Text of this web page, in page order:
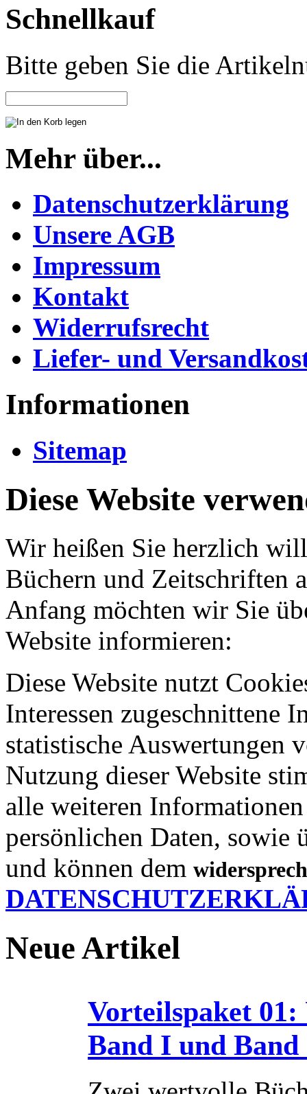
Schnellkauf
Bitte geben Sie die
Mehr über...
Datenschutzerklärung
Unsere AGB
Impressum
Kontakt
Widerrufsrecht
Liefer- und
Informationen
Sitemap
Diese Website
Wir heißen Sie herzlich
Büchern und Zeitschriften
Anfang möchten wir Sie
Website informieren:
Diese Website nutzt
Interessen zugeschnittene
statistische Auswertungen
Nutzung dieser Website
alle weiteren
persönlichen Daten, sowie
und können dem
Neue Artikel
Vorteilspaket 01:
Band I und